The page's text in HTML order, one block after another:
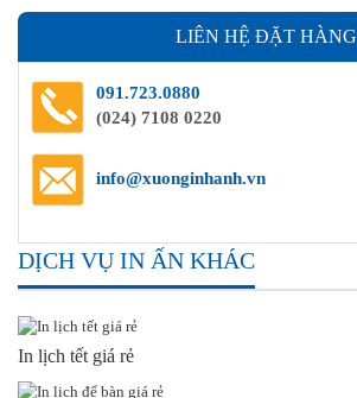
LIÊN HỆ ĐẶT HÀNG
091.723.0880
(024) 7108 0220
info@xuonginhanh.vn
DỊCH VỤ IN ẤN KHÁC
In lịch tết giá rẻ